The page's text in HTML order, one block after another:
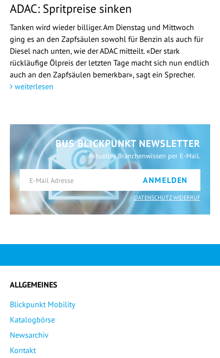
ADAC: Spritpreise sinken
Tanken wird wieder billiger. Am Dienstag und Mittwoch
ging es an den Zapfsäulen sowohl für Benzin als auch für
Diesel nach unten, wie der ADAC mitteilt. «Der stark
rückläufige Ölpreis der letzten Tage macht sich nun endlich
auch an den Zapfsäulen bemerkbar», sagt ein Sprecher.
weiterlesen
BUS BLICKPUNKT NEWSLETTER
Aktuelles Branchenwissen per E-Mail.
ANMELDEN
DATENSCHUTZ WIDERRUF
ALLGEMEINES
Blickpunkt Mobility
Katalogbörse
Newsarchiv
Kontakt